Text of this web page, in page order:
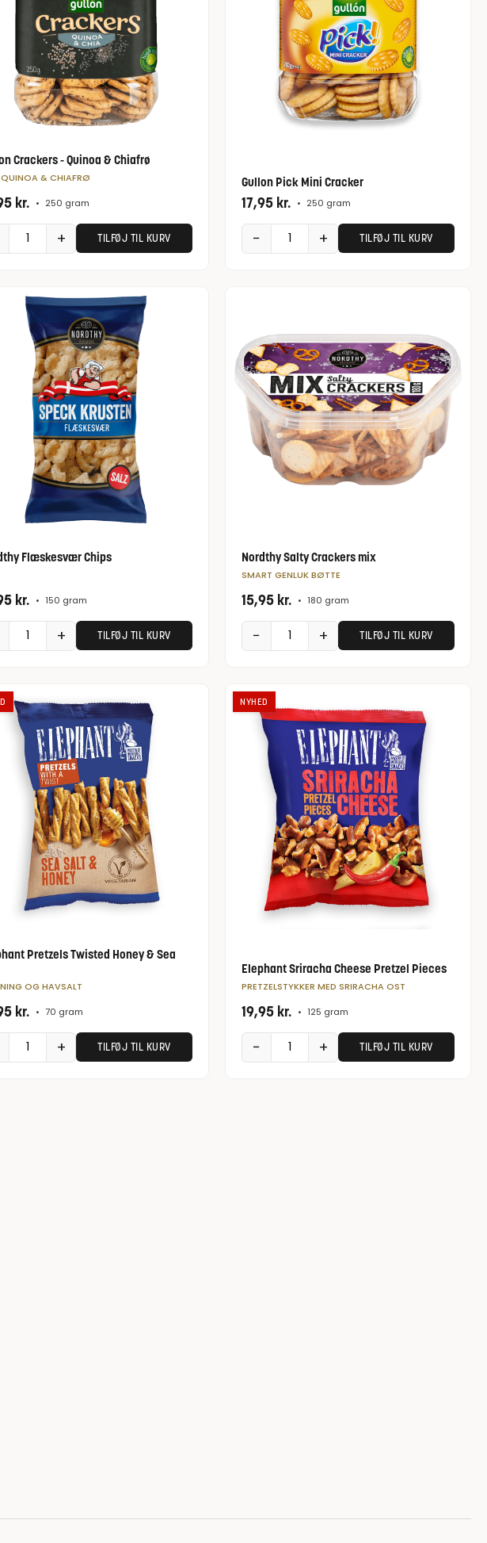
Crackers - Quinoa & Chiafrø
QUINOA & CHIAFRØ
kr. • 250 gram
+ TILFØJ TIL KURV
Gullon Pick Mini Cracker
17,95 kr. • 250 gram
− + TILFØJ TIL KURV
Flæskesvær Chips
kr. • 150 gram
+ TILFØJ TIL KURV
Nordthy Salty Crackers mix
SMART GENLUK BØTTE
15,95 kr. • 180 gram
− + TILFØJ TIL KURV
Pretzels Twisted Honey & Sea
OG HAVSALT
kr. • 70 gram
+ TILFØJ TIL KURV
NYHED
Elephant Sriracha Cheese Pretzel Pieces
PRETZELSTYKKER MED SRIRACHA OST
19,95 kr. • 125 gram
− + TILFØJ TIL KURV